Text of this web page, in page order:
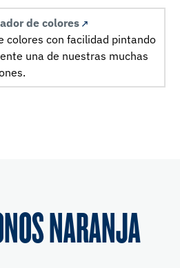
de colores
colores con facilidad pintando
una de nuestras muchas
NARANJA